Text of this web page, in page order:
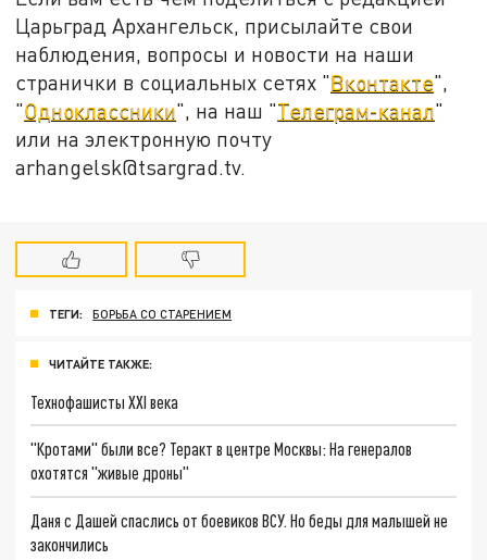
Царьград Архангельск, присылайте свои
наблюдения, вопросы и новости на наши
странички в социальных сетях "Вконтакте",
"Одноклассники", на наш "Телеграм-канал"
или на электронную почту
arhangelsk@tsargrad.tv.
ТЕГИ: БОРЬБА СО СТАРЕНИЕМ
ЧИТАЙТЕ ТАКЖЕ:
Технофашисты XXI века
"Кротами" были все? Теракт в центре Москвы: На генералов
охотятся "живые дроны"
Даня с Дашей спаслись от боевиков ВСУ. Но беды для малышей не
закончились